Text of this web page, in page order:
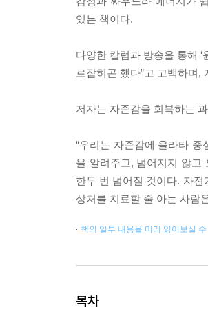
있는 책이다.
다양한 칼럼과 방송을 통해
로잡히곤 했다”고 고백하며
저자는 자존감을 회복하는
“우리는 자존감에 올라타
을 알려주고, 넘어지지 않고
한두 번 넘어질 것이다. 자
상처를 치료할 줄 아는 사람
책의 일부 내용을 미리 읽어보실
목차